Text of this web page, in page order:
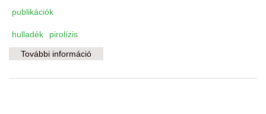
publikációk
hulladék pirolízis
További információ